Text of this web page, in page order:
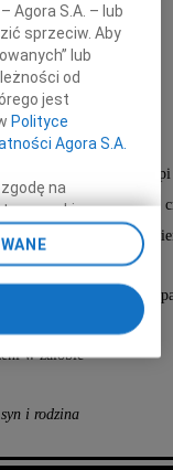
Rus
nam Zmarłego nastąpi
12.00 z kaplicy
w Bielsku-Białej w
Zmarłego na cmentarz
w żałobie
i rodzina
Agora S.A. – lub
sprzeciw. Aby
lub
od
jest
Polityce
Agora S.A.
na
cookie
i Agora S.A.
też w każdej
Twoimi
poprzez